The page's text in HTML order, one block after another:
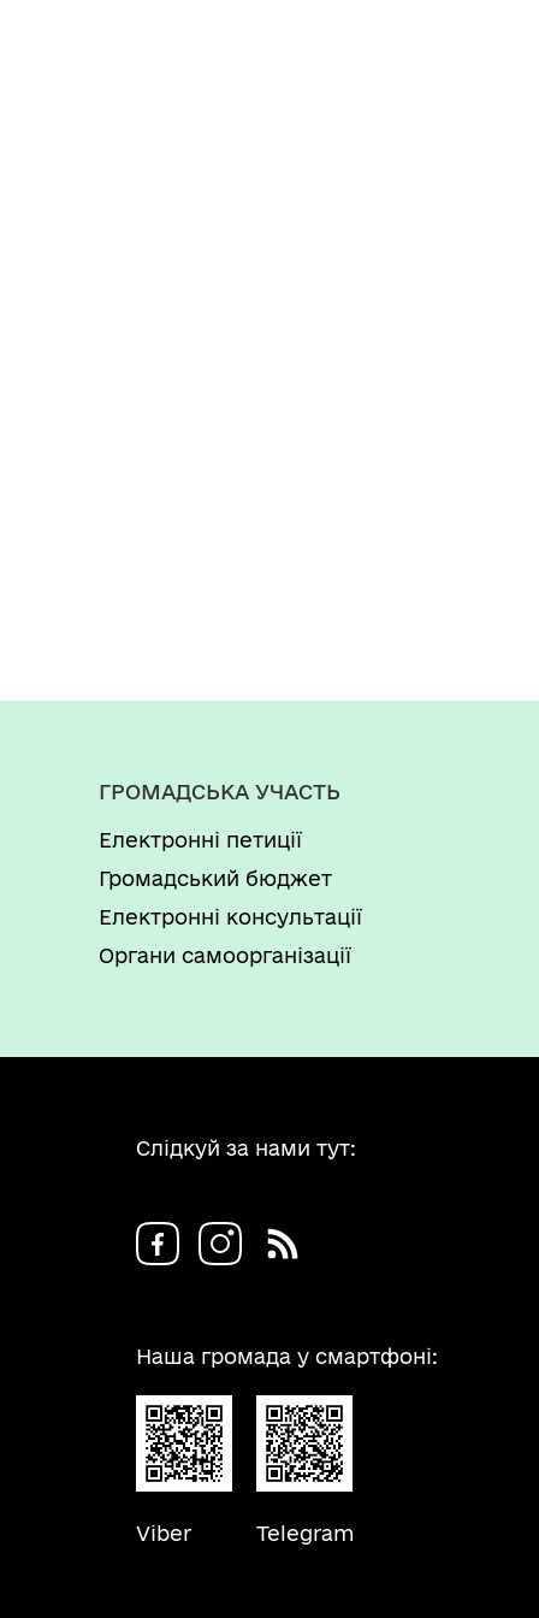
ГРОМАДСЬКА УЧАСТЬ
Електронні петиції
Громадський бюджет
Електронні консультації
Органи самоорганізації
Слідкуй за нами тут:
Наша громада у смартфоні:
Viber Telegram